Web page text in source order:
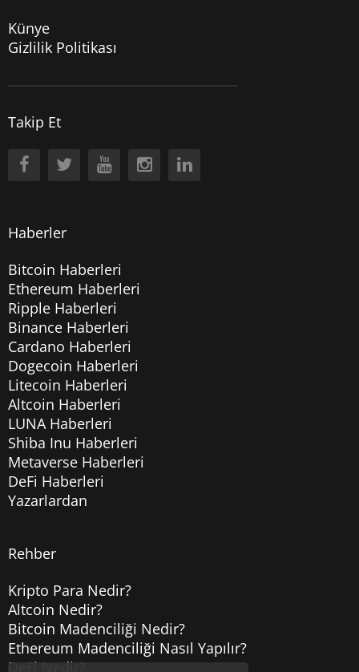
Künye
Gizlilik Politikası
Takip Et
Haberler
Bitcoin Haberleri
Ethereum Haberleri
Ripple Haberleri
Binance Haberleri
Cardano Haberleri
Dogecoin Haberleri
Litecoin Haberleri
Altcoin Haberleri
LUNA Haberleri
Shiba Inu Haberleri
Metaverse Haberleri
DeFi Haberleri
Yazarlardan
Rehber
Kripto Para Nedir?
Altcoin Nedir?
Bitcoin Madenciliği Nedir?
Ethereum Madenciliği Nasıl Yapılır?
DeFi Nedir?